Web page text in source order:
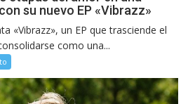
su nuevo EP «Vibrazz»
«Vibrazz», un EP que trasciende el
como una...